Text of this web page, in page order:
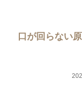
口が回らない